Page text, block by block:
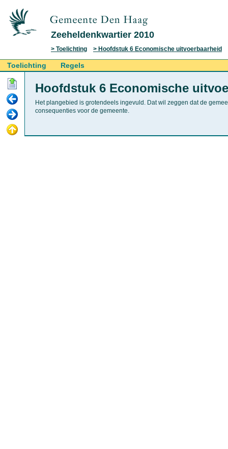
Zeeheldenkwartier 2010
Toelichting Hoofdstuk 6 Economische uitvoerbaarheid
Toelichting Regels
Hoofdstuk 6 Economische
Het plangebied is grotendeels ingevuld. Dat wil zeggen dat de
consequenties voor de gemeente.